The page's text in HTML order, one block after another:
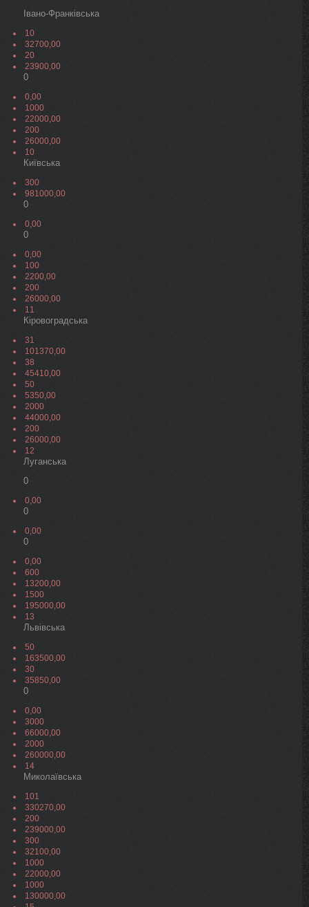
Івано-Франківська
10
32700,00
20
23900,00
0
0,00
1000
22000,00
200
26000,00
10
Київська
300
981000,00
0
0,00
0
0,00
100
2200,00
200
26000,00
11
Кіровоградська
31
101370,00
38
45410,00
50
5350,00
2000
44000,00
200
26000,00
12
Луганська
0
0,00
0
0,00
0
0,00
600
13200,00
1500
195000,00
13
Львівська
50
163500,00
30
35850,00
0
0,00
3000
66000,00
2000
260000,00
14
Миколаївська
101
330270,00
200
239000,00
300
32100,00
1000
22000,00
1000
130000,00